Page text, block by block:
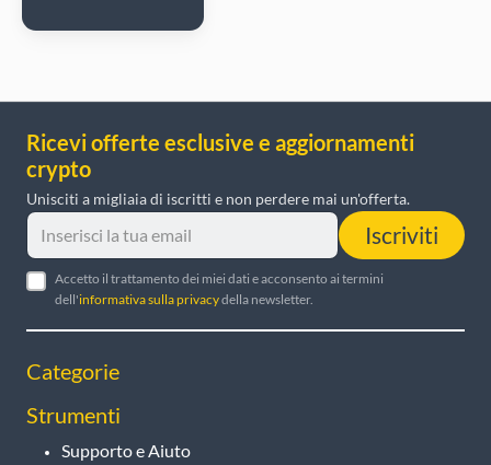
Ricevi offerte esclusive e aggiornamenti
crypto
Unisciti a migliaia di iscritti e non perdere mai un'offerta.
Iscriviti
Accetto il trattamento dei miei dati e acconsento ai termini
dell'informativa sulla privacydella newsletter.
Categorie
Strumenti
Supporto e Aiuto